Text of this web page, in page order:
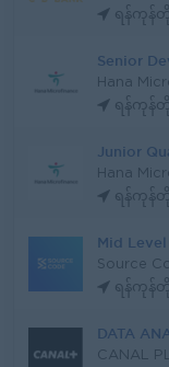
ရန်ကုန်တို
Senior
Hana
ရန်ကုန်တို
Junior
Hana
ရန်ကုန်တို
Mid
Source
ရန်ကုန်တို
DATA
CANAL